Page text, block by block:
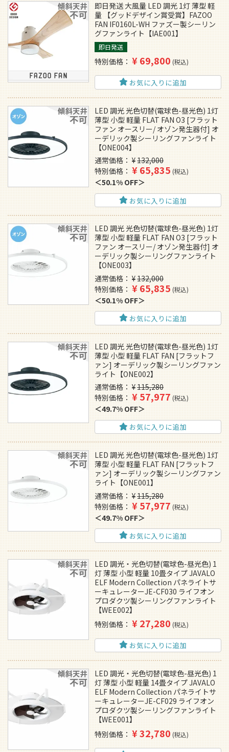
即日発送 大風量 LED 調光 1灯 薄型 軽
量 【グッドデザイン賞受賞】FAZOO
FAN IF0160L-WH ファズー製シーリン
グファンライト【IAE001】
即日発送
特別価格 ¥69,800 税込
お気に入りに追加
LED 調光 光色切替(電球色-昼光色) 1灯
薄型 小型 軽量 FLAT FAN O3 [フラット
ファン オースリー/ オゾン発生器付] オ
ーデリック製シーリングファンライト
【ONE004】
通常価格
¥132,000
特別価格
¥65,835 税込
50.1% OFF
お気に入りに追加
LED 調光 光色切替(電球色-昼光色) 1灯
薄型 小型 軽量 FLAT FAN O3 [フラット
ファン オースリー/ オゾン発生器付] オ
ーデリック製シーリングファンライト
【ONE003】
通常価格
¥132,000
特別価格
¥65,835 税込
50.1% OFF
お気に入りに追加
LED 調光 光色切替(電球色-昼光色) 1灯
薄型 小型 軽量 FLAT FAN [フラットフ
ァン] オーデリック製シーリングファン
ライト【ONE002】
通常価格
¥115,280
特別価格
¥57,977 税込
49.7% OFF
お気に入りに追加
LED 調光 光色切替(電球色-昼光色) 1灯
薄型 小型 軽量 FLAT FAN [フラットフ
ァン] オーデリック製シーリングファン
ライト【ONE001】
通常価格
¥115,280
特別価格
¥57,977 税込
49.7% OFF
お気に入りに追加
LED 調光・光色切替(電球色-昼光色) 1
灯 薄型 小型 軽量 10畳タイプ JAVALO
ELF Modern Collection パネライトサ
ーキュレーターJE-CF030 ライフオン
プロダクツ製シーリングファンライト
【WEE002】
特別価格
¥27,280 税込
お気に入りに追加
LED 調光・光色切替(電球色-昼光色) 1
灯 薄型 小型 軽量 14畳タイプ JAVALO
ELF Modern Collection パネライトサ
ーキュレーターJE-CF029 ライフオン
プロダクツ製シーリングファンライト
【WEE001】
特別価格
¥32,780 税込